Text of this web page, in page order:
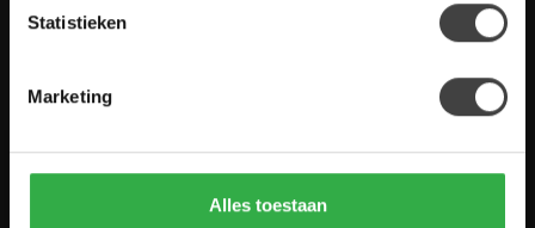
Statistieken
Marketing
Alles toestaan
Houten Meubel Outlet